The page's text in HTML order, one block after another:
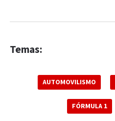
Temas:
AUTOMOVILISMO
FÓRMULA 1